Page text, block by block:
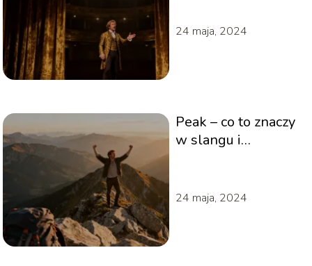
24 maja, 2024
Peak – co to znaczy
w slangu i
24 maja, 2024